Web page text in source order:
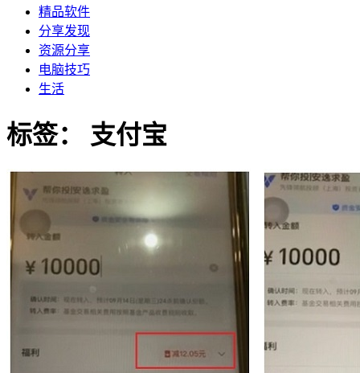
精品软件
分享发现
资源分享
电脑技巧
生活
标签： 支付宝